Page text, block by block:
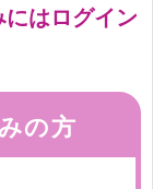
はログイン
の方